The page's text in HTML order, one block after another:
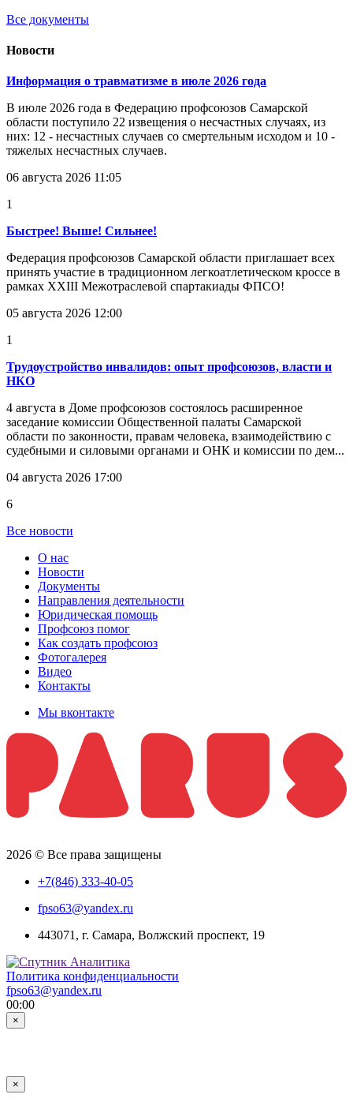
Все документы
Новости
Информация о травматизме в июле 2026 года
В июле 2026 года в Федерацию профсоюзов Самарской
области поступило 22 извещения о несчастных случаях, из
них: 12 - несчастных случаев со смертельным исходом и 10 -
тяжелых несчастных случаев.
06 августа 2026 11:05
1
Быстрее! Выше! Сильнее!
Федерация профсоюзов Самарской области приглашает всех
принять участие в традиционном легкоатлетическом кроссе в
рамках XXIII Межотраслевой спартакиады ФПСО!
05 августа 2026 12:00
1
Трудоустройство инвалидов: опыт профсоюзов, власти и
НКО
4 августа в Доме профсоюзов состоялось расширенное
заседание комиссии Общественной палаты Самарской
области по законности, правам человека, взаимодействию с
судебными и силовыми органами и ОНК и комиссии по дем...
04 августа 2026 17:00
6
Все новости
О нас
Новости
Документы
Направления деятельности
Юридическая помощь
Профсоюз помог
Как создать профсоюз
Фотогалерея
Видео
Контакты
Мы вконтакте
2026 © Все права защищены
+7(846) 333-40-05
fpso63@yandex.ru
443071, г. Самара, Волжский проспект, 19
Политика конфиденциальности
fpso63@yandex.ru
00:00
×
×